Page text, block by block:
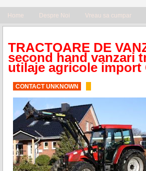
Home Despre Noi Vreau sa cumpar
TRACTOARE DE
second hand vanzari
utilaje agricole import
CONTACT UNKNOWN